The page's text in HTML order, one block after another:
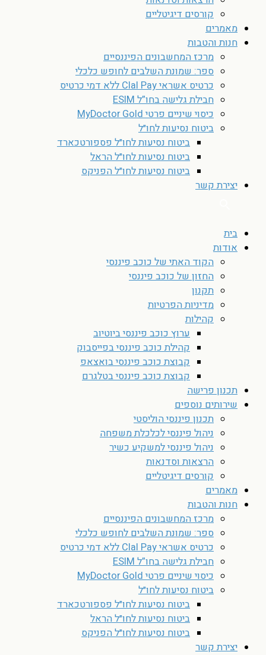
קורסים דיגיטליים
מאמרים
חנות והטבות
מרכז המחשבונים הפיננסיים
ספר: שמונת השלבים לחופש כלכלי
כרטיס אשראי Clal Pay ללא דמי כרטיס
חבילת גלישה בחו”ל ESIM
כיסוי שיניים פרטי MyDoctor Gold
ביטוח נסיעות לחו״ל
ביטוח נסיעות לחו״ל פספורטכארד
ביטוח נסיעות לחו״ל הראל
ביטוח נסיעות לחו״ל הפניקס
יצירת קשר
בית
אודות
הקוד האתי של כוכב פיננסי
החזון של כוכב פיננסי
תקנון
מדיניות הפרטיות
קהילות
ערוץ כוכב פיננסי ביוטיוב
קהילת כוכב פיננסי בפייסבוק
קבוצת כוכב פיננסי בואצאפ
קבוצת כוכב פיננסי בטלגרם
תכנון פרישה
שירותים נוספים
תכנון פיננסי הוליסטי
ניהול פיננסי לכלכלת משפחה
ניהול פיננסי למשקיע כשיר
הרצאות וסדנאות
קורסים דיגיטליים
מאמרים
חנות והטבות
מרכז המחשבונים הפיננסיים
ספר: שמונת השלבים לחופש כלכלי
כרטיס אשראי Clal Pay ללא דמי כרטיס
חבילת גלישה בחו”ל ESIM
כיסוי שיניים פרטי MyDoctor Gold
ביטוח נסיעות לחו״ל
ביטוח נסיעות לחו״ל פספורטכארד
ביטוח נסיעות לחו״ל הראל
ביטוח נסיעות לחו״ל הפניקס
יצירת קשר